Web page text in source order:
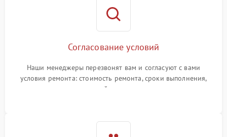
Согласование условий
Наши менеджеры перезвонят вам и согласуют с вами
условия ремонта: стоимость ремонта, сроки выполнения,
гарантийные условия